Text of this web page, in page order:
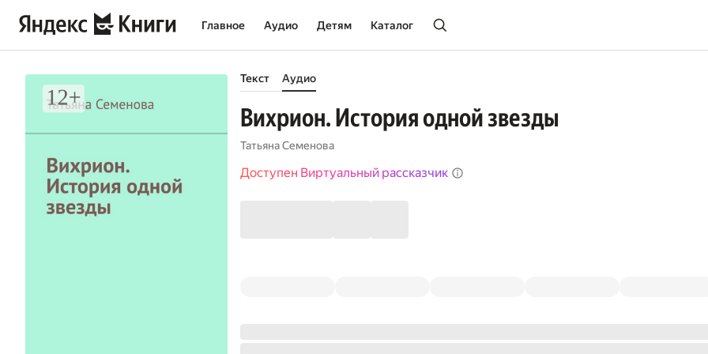
Главное Аудио Детям Каталог
Текст Аудио
Вихрион. История одной звезды
Татьяна Семенова
Доступен Виртуальный рассказчик